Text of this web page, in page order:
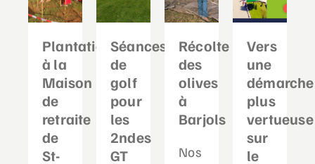
Plantation
à la
Maison
de
retraite
de
St-
Séances
de
golf
pour
les
2ndes
GT
Récolte
des
olives
à
Barjols
Nos
Vers
une
démarche
plus
vertueuse
sur
le